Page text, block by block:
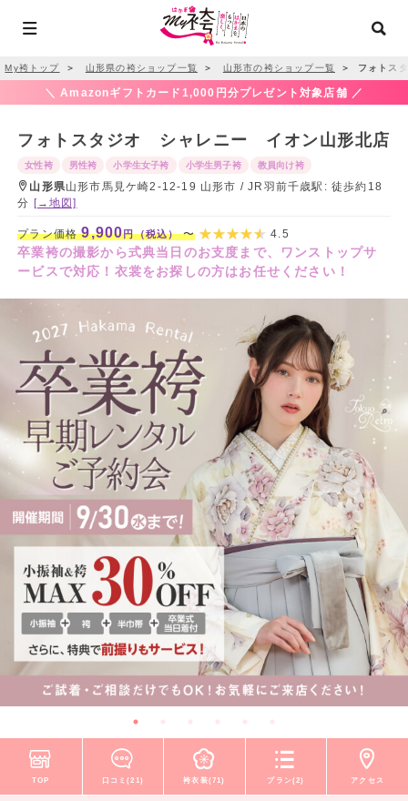
My袴トップ ＞ 山形県の袴ショップ一覧 ＞ 山形市の袴ショップ一覧 ＞ フォトス
＼ Amazonギフトカード1,000円分プレゼント対象店舗 ／
フォトスタジオ シャレニー イオン山形北店
女性袴 男性袴 小学生女子袴 小学生男子袴 教員向け袴
山形県山形市馬見ケ崎2-12-19 山形市 / JR羽前千歳駅: 徒歩約18
分 [→地図]
プラン価格9,900円（税込）〜 4.5
卒業袴の撮影から式典当日のお支度まで、ワンストップサ
ービスで対応！衣裳をお探しの方はお任せください！
TOP 口コミ(21) 袴衣装(71) プラン(2) アクセス